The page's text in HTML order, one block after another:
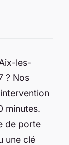
les-
? Nos
minutes.
de porte
une clé